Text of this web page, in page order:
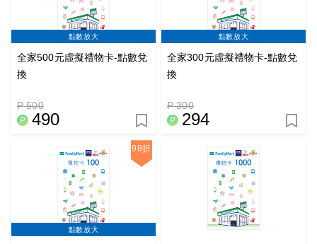
點數放大
全家500元虛擬禮物卡-點數兌
換
P 500
490
點數放大
全家300元虛擬禮物卡-點數兌
換
P 300
294
98折
點數放大